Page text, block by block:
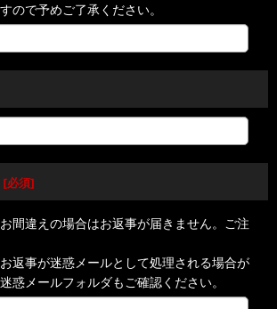
ので予めご了承ください。
[必須]
間違えの場合はお返事が届きません。ご注
返事が迷惑メールとして処理される場合が
惑メールフォルダもご確認ください。